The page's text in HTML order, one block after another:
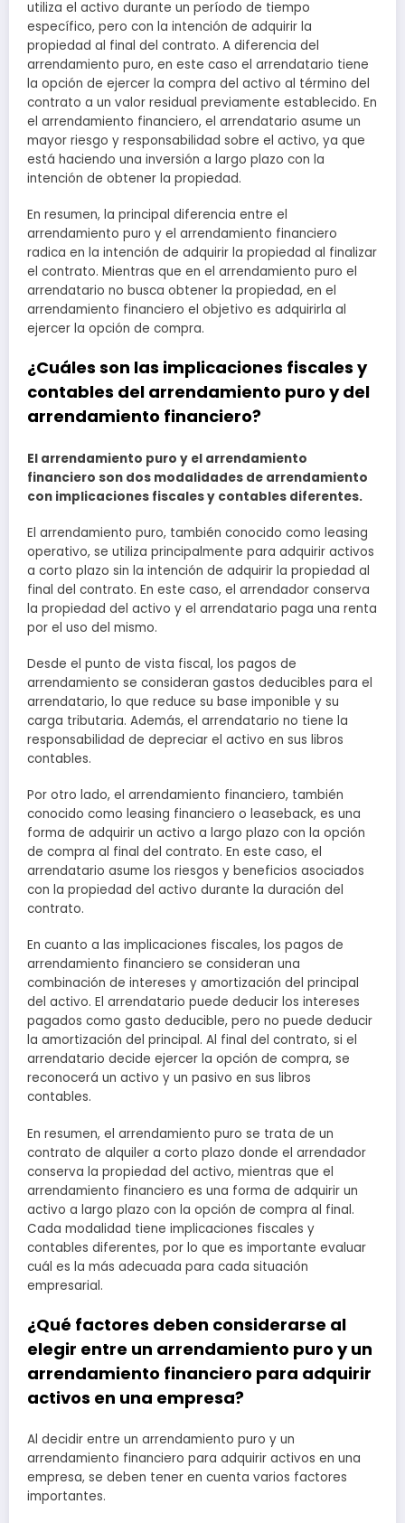
utiliza el activo durante un período de tiempo
específico, pero con la intención de adquirir la
propiedad al final del contrato. A diferencia del
arrendamiento puro, en este caso el arrendatario tiene
la opción de ejercer la compra del activo al término del
contrato a un valor residual previamente establecido. En
el arrendamiento financiero, el arrendatario asume un
mayor riesgo y responsabilidad sobre el activo, ya que
está haciendo una inversión a largo plazo con la
intención de obtener la propiedad.
En resumen, la principal diferencia entre el
arrendamiento puro y el arrendamiento financiero
radica en la intención de adquirir la propiedad al finalizar
el contrato. Mientras que en el arrendamiento puro el
arrendatario no busca obtener la propiedad, en el
arrendamiento financiero el objetivo es adquirirla al
ejercer la opción de compra.
¿Cuáles son las implicaciones fiscales y
contables del arrendamiento puro y del
arrendamiento financiero?
El arrendamiento puro y el arrendamiento
financiero son dos modalidades de arrendamiento
con implicaciones fiscales y contables diferentes.
El arrendamiento puro, también conocido como leasing
operativo, se utiliza principalmente para adquirir activos
a corto plazo sin la intención de adquirir la propiedad al
final del contrato. En este caso, el arrendador conserva
la propiedad del activo y el arrendatario paga una renta
por el uso del mismo.
Desde el punto de vista fiscal, los pagos de
arrendamiento se consideran gastos deducibles para el
arrendatario, lo que reduce su base imponible y su
carga tributaria. Además, el arrendatario no tiene la
responsabilidad de depreciar el activo en sus libros
contables.
Por otro lado, el arrendamiento financiero, también
conocido como leasing financiero o leaseback, es una
forma de adquirir un activo a largo plazo con la opción
de compra al final del contrato. En este caso, el
arrendatario asume los riesgos y beneficios asociados
con la propiedad del activo durante la duración del
contrato.
En cuanto a las implicaciones fiscales, los pagos de
arrendamiento financiero se consideran una
combinación de intereses y amortización del principal
del activo. El arrendatario puede deducir los intereses
pagados como gasto deducible, pero no puede deducir
la amortización del principal. Al final del contrato, si el
arrendatario decide ejercer la opción de compra, se
reconocerá un activo y un pasivo en sus libros
contables.
En resumen, el arrendamiento puro se trata de un
contrato de alquiler a corto plazo donde el arrendador
conserva la propiedad del activo, mientras que el
arrendamiento financiero es una forma de adquirir un
activo a largo plazo con la opción de compra al final.
Cada modalidad tiene implicaciones fiscales y
contables diferentes, por lo que es importante evaluar
cuál es la más adecuada para cada situación
empresarial.
¿Qué factores deben considerarse al
elegir entre un arrendamiento puro y un
arrendamiento financiero para adquirir
activos en una empresa?
Al decidir entre un arrendamiento puro y un
arrendamiento financiero para adquirir activos en una
empresa, se deben tener en cuenta varios factores
importantes.